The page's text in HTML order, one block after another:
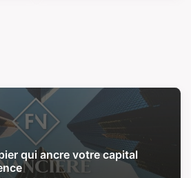
qui ancre votre capital